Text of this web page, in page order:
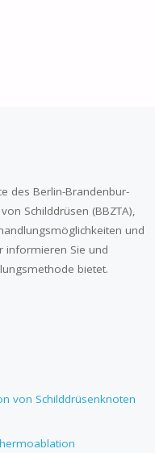
des Berlin-Branden­­bur­
Schilddrüsen (BBZTA),
und
informieren Sie und
bietet.
von Schilddrüsenknoten